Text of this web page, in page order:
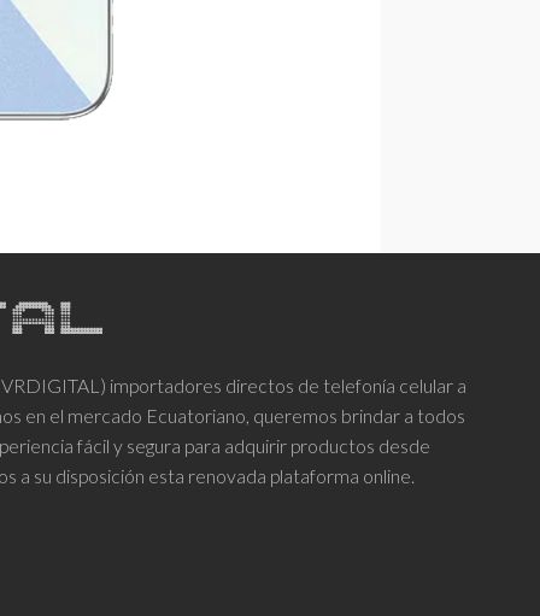
importadores directos de telefonía celular a
en el mercado Ecuatoriano, queremos brindar a todos
fácil y segura para adquirir productos desde
a su disposición esta renovada plataforma online.